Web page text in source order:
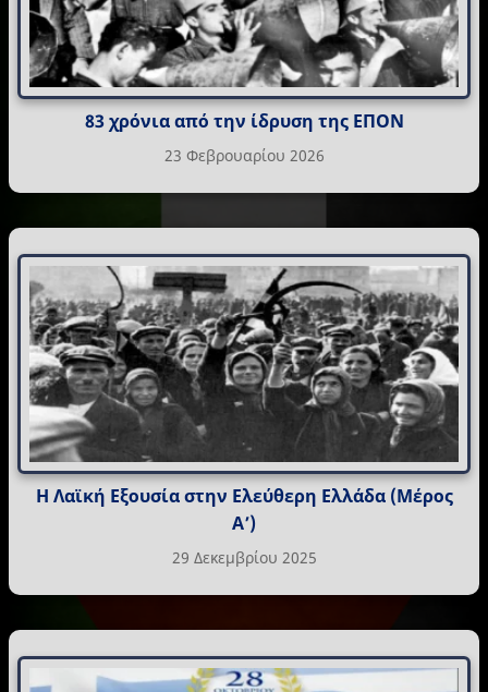
83 χρόνια από την ίδρυση της ΕΠΟΝ
23 Φεβρουαρίου 2026
Η Λαϊκή Εξουσία στην Ελεύθερη Ελλάδα (Μέρος
Α’)
29 Δεκεμβρίου 2025